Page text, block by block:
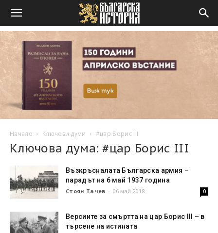
Начало Ключови думи #цар Борис III
Ключова дума: #цар Борис III
Възкръсналата Българска армия –
парадът на 6 май 1937 година
Стоян Тачев - 06 май 2018 0
Версиите за смъртта на цар Борис III – в
търсене на истината